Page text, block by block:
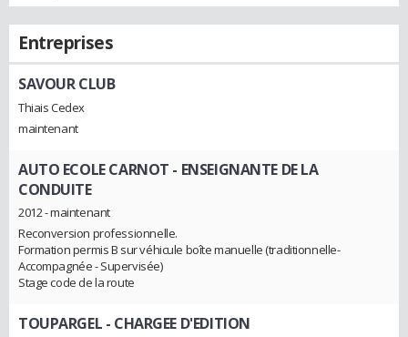
Entreprises
SAVOUR CLUB
Thiais Cedex
maintenant
AUTO ECOLE CARNOT - ENSEIGNANTE DE LA
CONDUITE
2012 - maintenant
Reconversion professionnelle.
Formation permis B sur véhicule boîte manuelle (traditionnelle-
Accompagnée - Supervisée)
Stage code de la route
TOUPARGEL - CHARGEE D'EDITION